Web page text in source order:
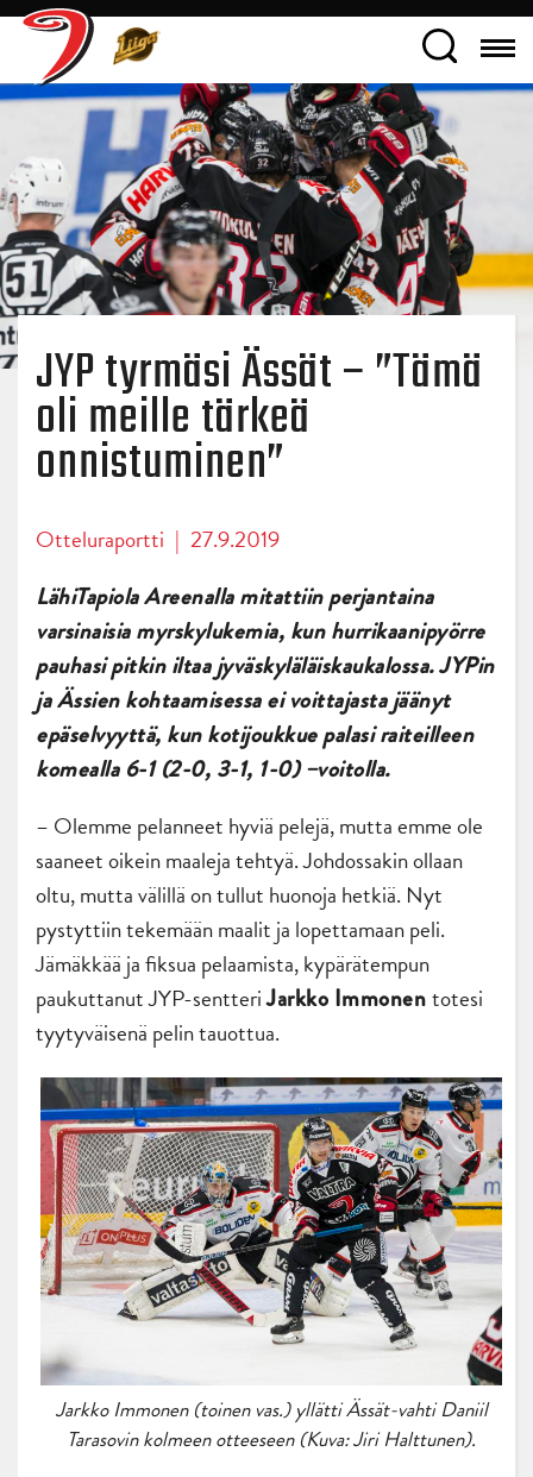
JYP tyrmäsi Ässät – ”Tämä
oli meille tärkeä
onnistuminen”
Otteluraportti | 27.9.2019
LähiTapiola Areenalla mitattiin perjantaina
varsinaisia myrskylukemia, kun hurrikaanipyörre
pauhasi pitkin iltaa jyväskyläläiskaukalossa. JYPin
ja Ässien kohtaamisessa ei voittajasta jäänyt
epäselvyyttä, kun kotijoukkue palasi raiteilleen
komealla 6-1 (2-0, 3-1, 1-0) –voitolla.
– Olemme pelanneet hyviä pelejä, mutta emme ole
saaneet oikein maaleja tehtyä. Johdossakin ollaan
oltu, mutta välillä on tullut huonoja hetkiä. Nyt
pystyttiin tekemään maalit ja lopettamaan peli.
Jämäkkää ja fiksua pelaamista, kypärätempun
paukuttanut JYP-sentteriJarkko Immonentotesi
tyytyväisenä pelin tauottua.
Jarkko Immonen (toinen vas.) yllätti Ässät-vahti Daniil
Tarasovin kolmeen otteeseen (Kuva: Jiri Halttunen).